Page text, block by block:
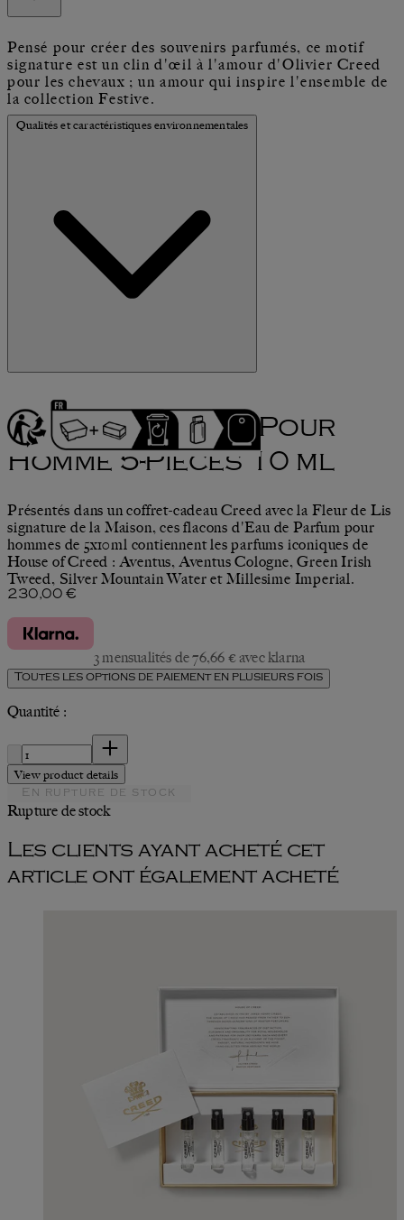
Pensé pour créer des souvenirs parfumés, ce motif
signature est un clin d'œil à l'amour d'Olivier Creed
pour les chevaux ; un amour qui inspire l'ensemble de
la collection Festive.
Qualités et caractéristiques environnementales
Set Découverte Pour
Homme 5-Pièces 10 ml
Présentés dans un coffret-cadeau Creed avec la Fleur de Lis
signature de la Maison, ces flacons d'Eau de Parfum pour
hommes de 5x10ml contiennent les parfums iconiques de
House of Creed : Aventus, Aventus Cologne, Green Irish
Tweed, Silver Mountain Water et Millesime Imperial.
Prix actuel : 230,00 €.
230,00 €
3 mensualités de 76,66 € avec klarna
Toutes les options de paiement en plusieurs fois
Quantité :
Quantité :
View product details
En rupture de stock
Rupture de stock
Les clients ayant acheté cet
article ont également acheté